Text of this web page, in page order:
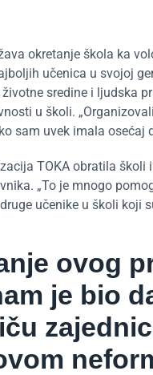
okretanje škola ka
učenica u svojoj
sredine i ljudska
u školi.
sam uvek imala
TOKA obratila
„To je mnogo
učenike u školi koji
ovog
je bio